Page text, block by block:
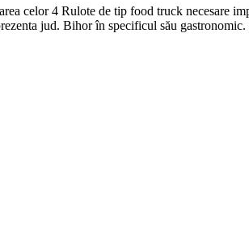
celor 4 Rulote de tip food truck necesare
jud. Bihor în specificul său